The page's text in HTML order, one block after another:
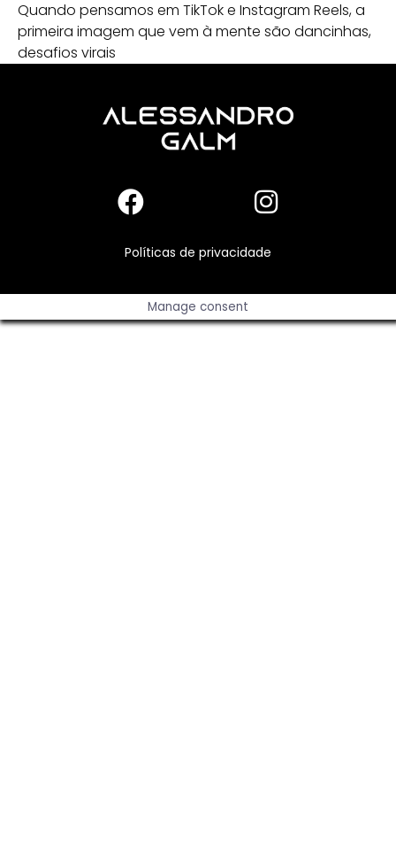
Quando pensamos em TikTok e Instagram Reels, a
primeira imagem que vem à mente são dancinhas,
desafios virais
Políticas de privacidade
Manage consent